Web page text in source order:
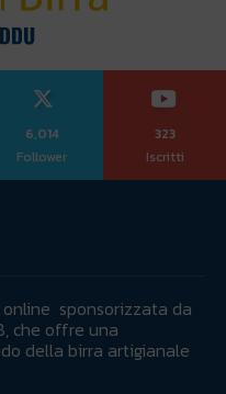
6,014
Follower
323
Iscritti
sponsorizzata da
che offre una
della birra artigianale